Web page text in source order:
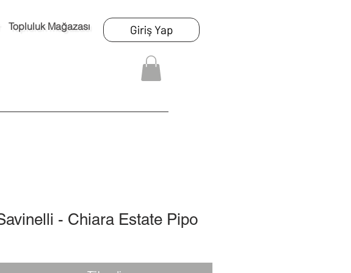
Topluluk Mağazası
Giriş Yap
- Chiara Estate Pipo